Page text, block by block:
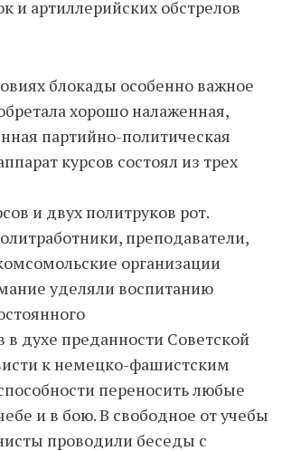
и артиллерийских обстрелов
блокады особенно важное
хорошо налаженная,
партийно-политическая
курсов состоял из трех
и двух политруков рот.
преподаватели,
организации
уделяли воспитанию
в духе преданности Советской
к немецко-фашистским
переносить любые
и в бою. В свободное от учебы
проводили беседы с